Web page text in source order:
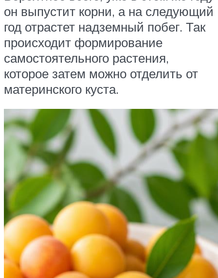
он выпустит корни, а на следующий
год отрастет надземный побег. Так
происходит формирование
самостоятельного растения,
которое затем можно отделить от
материнского куста.